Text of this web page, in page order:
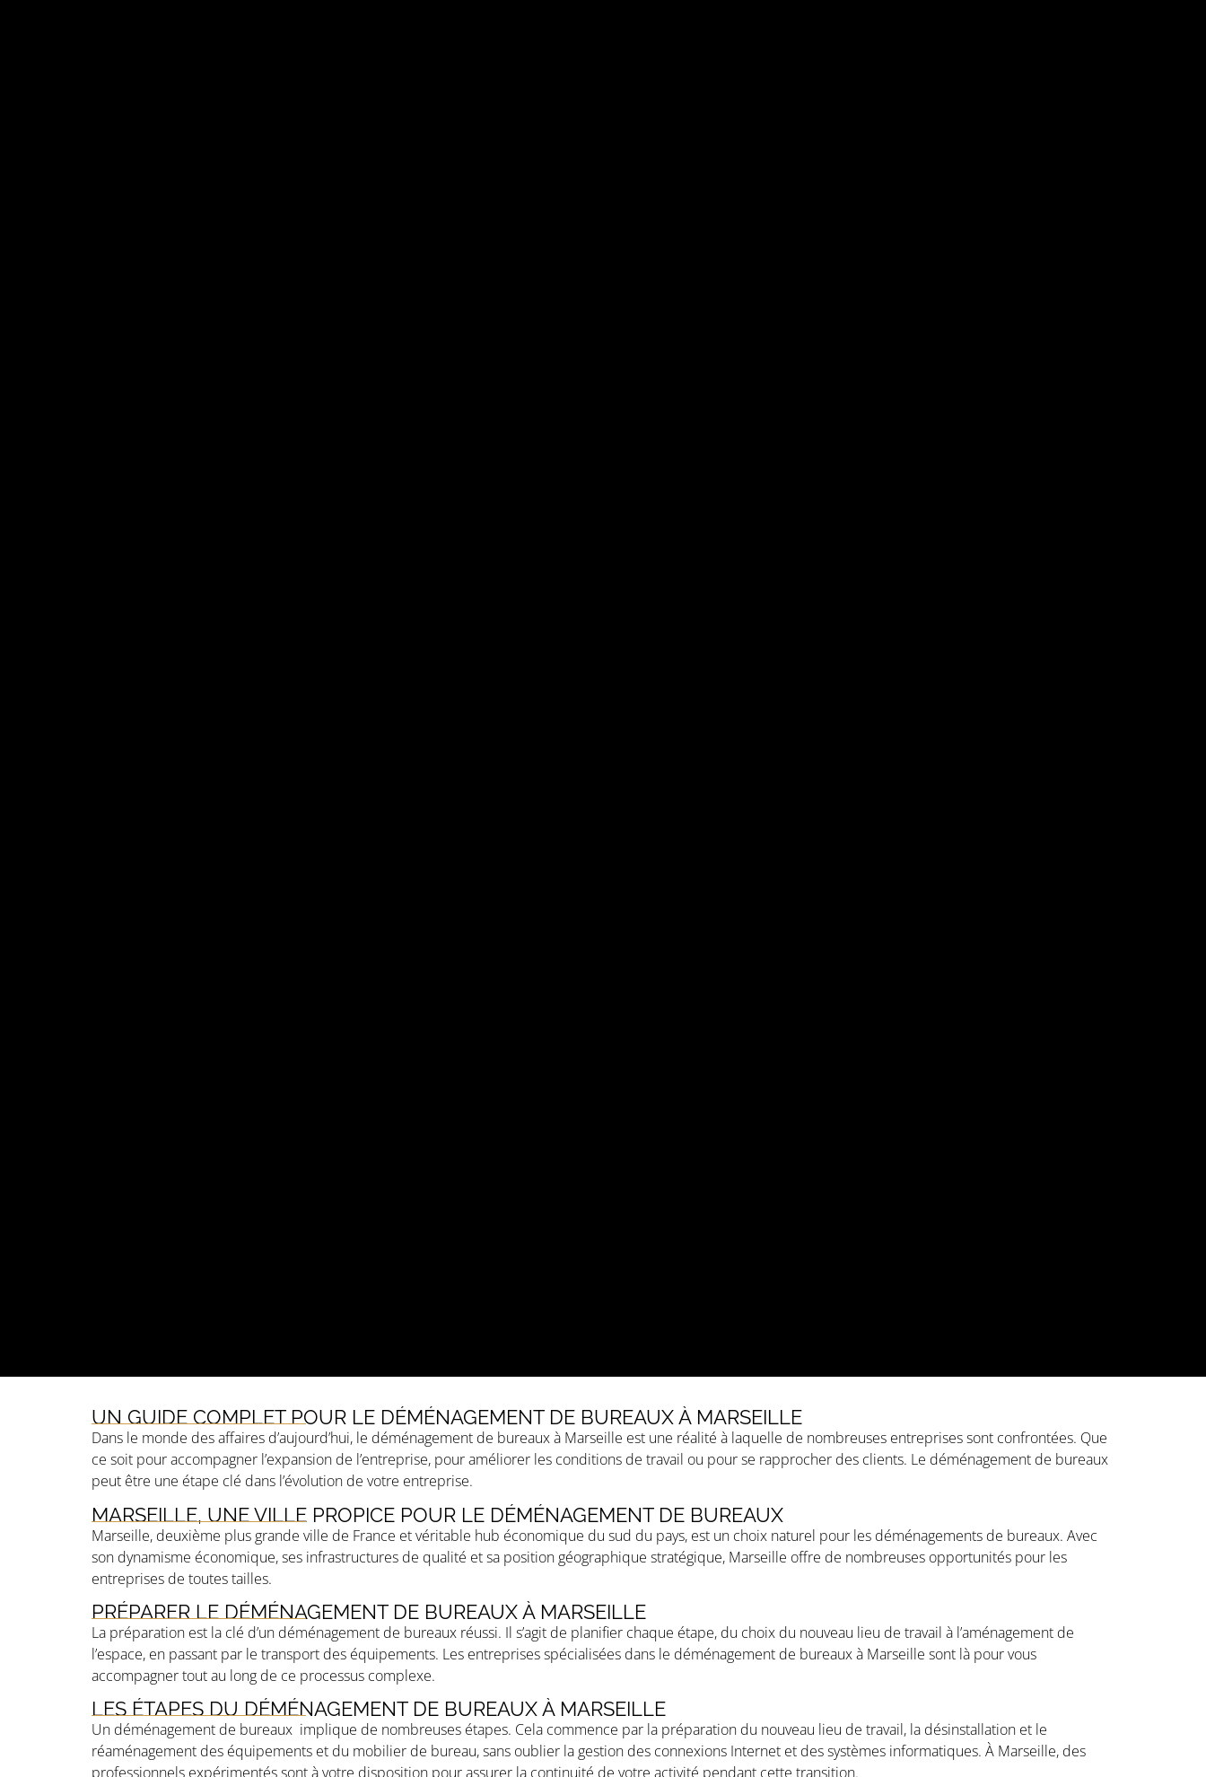
UN GUIDE COMPLET POUR LE DÉMÉNAGEMENT DE BUREAUX À MARSEILLE
Dans le monde des affaires d’aujourd’hui, le déménagement de bureaux à Marseille est une réalité à laquelle de nombreuses entreprises sont confrontées. Que
ce soit pour accompagner l’expansion de l’entreprise, pour améliorer les conditions de travail ou pour se rapprocher des clients. Le déménagement de bureaux
peut être une étape clé dans l’évolution de votre entreprise.
MARSEILLE, UNE VILLE PROPICE POUR LE DÉMÉNAGEMENT DE BUREAUX
Marseille, deuxième plus grande ville de France et véritable hub économique du sud du pays, est un choix naturel pour les déménagements de bureaux. Avec
son dynamisme économique, ses infrastructures de qualité et sa position géographique stratégique, Marseille offre de nombreuses opportunités pour les
entreprises de toutes tailles.
PRÉPARER LE DÉMÉNAGEMENT DE BUREAUX À MARSEILLE
La préparation est la clé d’un déménagement de bureaux réussi. Il s’agit de planifier chaque étape, du choix du nouveau lieu de travail à l’aménagement de
l’espace, en passant par le transport des équipements. Les entreprises spécialisées dans le déménagement de bureaux à Marseille sont là pour vous
accompagner tout au long de ce processus complexe.
LES ÉTAPES DU DÉMÉNAGEMENT DE BUREAUX À MARSEILLE
Un déménagement de bureaux implique de nombreuses étapes. Cela commence par la préparation du nouveau lieu de travail, la désinstallation et le
réaménagement des équipements et du mobilier de bureau, sans oublier la gestion des connexions Internet et des systèmes informatiques. À Marseille, des
professionnels expérimentés sont à votre disposition pour assurer la continuité de votre activité pendant cette transition.